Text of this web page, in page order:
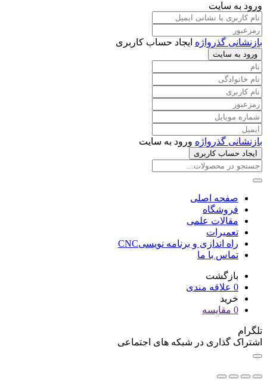
ورود به سایت
بازنشانی گذرواژه ایجاد حساب کاربری
ورود به سایت
بازنشانی گذرواژه ورود به سایت
ایجاد حساب کاربری
صفحه اصلی
فروشگاه
مقالات علمی
تعمیرات
راه اندازی و برنامه نویسیCNC
تماس با ما
بازگشت
0 علاقه مندی
خرید
0 مقایسه
تلگرام
اشتراک گذاری در شبکه های اجتماعی